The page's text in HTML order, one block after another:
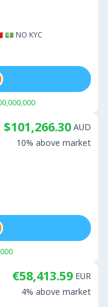
💵 NO KYC
$101,266.30 AUD
10% above market
€58,413.59 EUR
4% above market